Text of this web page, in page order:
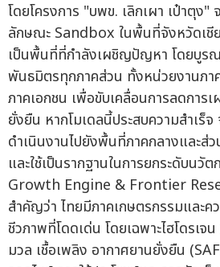
โดยโครงการ "บพข. เลิกเผา เป๋าตุง"
ลักษณะ Sandbox ในพื้นที่จังหวัดเชี
เป็นพื้นที่ที่กำลังเผชิญปัญหา โดยบูร
พันธมิตรทุกภาคส่วน ทั้งหน่วยงานภา
ภาคเอกชน เพื่อขับเคลื่อนการลดการ
ยั่งยืน หากโมเดลนี้ประสบความสำเร็
ดำเนินงานไปยังพื้นที่ภาคกลางและส่
และใช้เป็นรากฐานในการยกระดับน
Growth Engine & Frontier
สำคัญว่า ไทยมีภาคเกษตรกรรมและค
ชีวภาพที่โดดเด่น โดยเฉพาะไฮโดรเ
มวล เชื้อเพลิง อากาศยานยั่งยืน